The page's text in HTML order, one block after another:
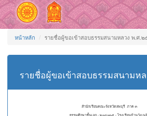
หน้าหลัก รายชื่อผู้ขอเข้าสอบธรรมสนามหลวง พ.ศ.
รายชื่อผู้ขอเข้าสอบธรรมสนามห
สำนักเรียนคณะจังหวัดลพบุรี ภาค ๓
ธรรมศึกษาชั้นเอก - ๒๐๘๐๓๕ - โรงเรียนบ้านวังเพ